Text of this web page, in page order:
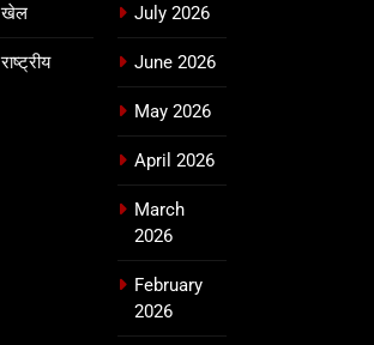
खेल
राष्ट्रीय
July 2026
June 2026
May 2026
April 2026
March
2026
February
2026